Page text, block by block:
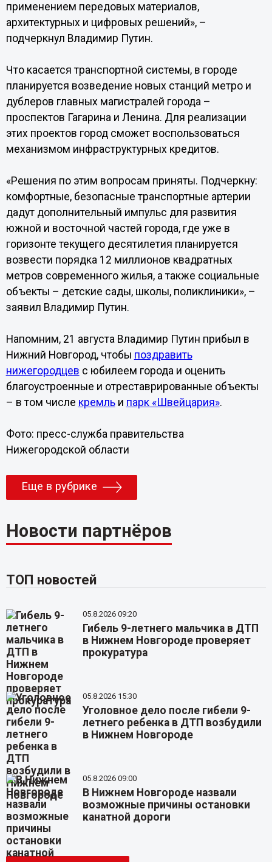
применением передовых материалов,
архитектурных и цифровых решений», –
подчеркнул Владимир Путин.
Что касается транспортной системы, в городе
планируется возведение новых станций метро и
дублеров главных магистралей города –
проспектов Гагарина и Ленина. Для реализации
этих проектов город сможет воспользоваться
механизмом инфраструктурных кредитов.
«Решения по этим вопросам приняты. Подчеркну:
комфортные, безопасные транспортные артерии
дадут дополнительный импульс для развития
южной и восточной частей города, где уже в
горизонте текущего десятилетия планируется
возвести порядка 12 миллионов квадратных
метров современного жилья, а также социальные
объекты – детские сады, школы, поликлиники», –
заявил Владимир Путин.
Напомним, 21 августа Владимир Путин прибыл в
Нижний Новгород, чтобы поздравить
нижегородцев с юбилеем города и оценить
благоустроенные и отреставрированные объекты
– в том числе кремльи парк «Швейцария».
Фото: пресс-служба правительства
Нижегородской области
Еще в рубрике
Новости партнёров
ТОП новостей
05.8.2026 09:20
Гибель 9-летнего мальчика в ДТП
в Нижнем Новгороде проверяет
прокуратура
05.8.2026 15:30
Уголовное дело после гибели 9-
летнего ребенка в ДТП возбудили
в Нижнем Новгороде
05.8.2026 09:00
В Нижнем Новгороде назвали
возможные причины остановки
канатной дороги